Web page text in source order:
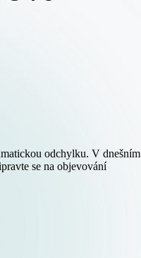
odchylku. V dnešním
se na objevování